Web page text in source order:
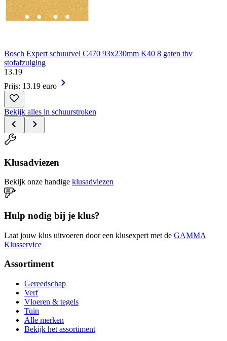
Bosch Expert schuurvel C470 93x230mm K40 8 gaten tbv
stofafzuiging
13.19
Prijs: 13.19 euro
Bekijk alles in schuurstroken
Klusadviezen
Bekijk onze handige klusadviezen
Hulp nodig bij je klus?
Laat jouw klus uitvoeren door een klusexpert met de GAMMA
Klusservice
Assortiment
Gereedschap
Verf
Vloeren & tegels
Tuin
Alle merken
Bekijk het assortiment